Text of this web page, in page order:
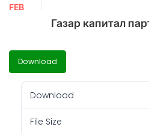
FEB
Газар капитал
Download
Download
File Size